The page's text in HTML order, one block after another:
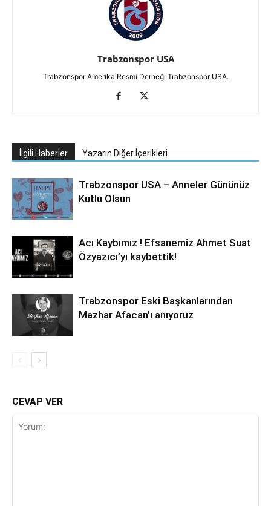
Trabzonspor USA
Trabzonspor Amerika Resmi Derneği Trabzonspor USA.
İlgili Haberler Yazarın Diğer İçerikleri
Trabzonspor USA – Anneler Gününüz
Kutlu Olsun
Acı Kaybımız ! Efsanemiz Ahmet Suat
Özyazıcı’yı kaybettik!
Trabzonspor Eski Başkanlarından
Mazhar Afacan’ı anıyoruz
CEVAP VER